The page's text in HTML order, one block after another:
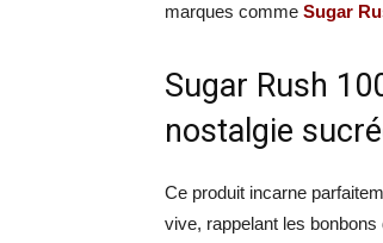
marques comme Sugar
Sugar Rush
nostalgie
Ce produit incarne
vive, rappelant les bonbons